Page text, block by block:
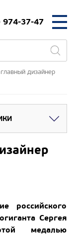
974-37-47
дизайнер
российского
Сергея
медалью